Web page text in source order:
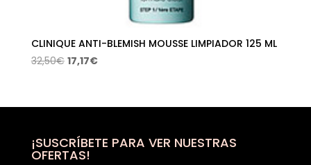
CLINIQUE ANTI-BLEMISH MOUSSE LIMPIADOR 125 ML
32,50€ El
era:
17,17€El
es:
¡SUSCRÍBETE PARA VER NUESTRAS
OFERTAS!